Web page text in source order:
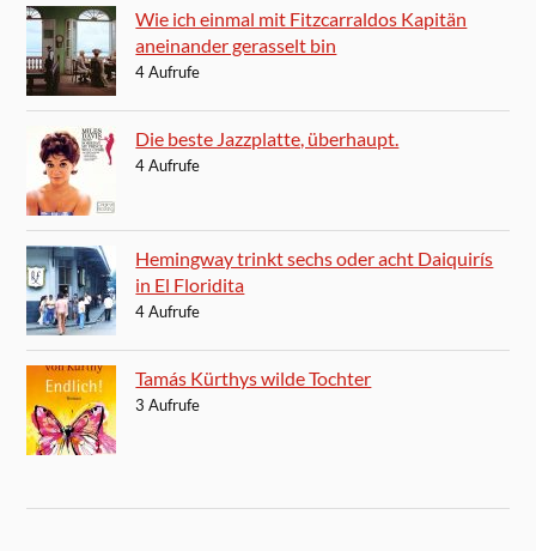
Wie ich einmal mit Fitzcarraldos Kapitän
aneinander gerasselt bin
4 Aufrufe
Die beste Jazzplatte, überhaupt.
4 Aufrufe
Hemingway trinkt sechs oder acht Daiquirís
in El Floridita
4 Aufrufe
Tamás Kürthys wilde Tochter
3 Aufrufe